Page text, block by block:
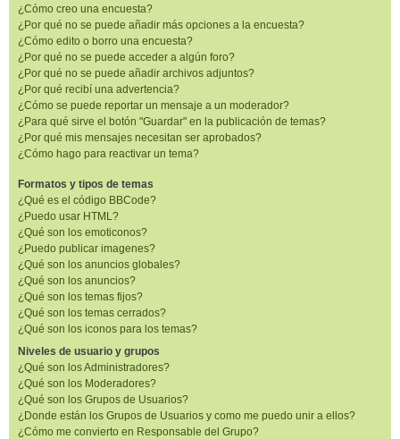
¿Cómo creo una encuesta?
¿Por qué no se puede añadir más opciones a la encuesta?
¿Cómo edito o borro una encuesta?
¿Por qué no se puede acceder a algún foro?
¿Por qué no se puede añadir archivos adjuntos?
¿Por qué recibí una advertencia?
¿Cómo se puede reportar un mensaje a un moderador?
¿Para qué sirve el botón "Guardar" en la publicación de temas?
¿Por qué mis mensajes necesitan ser aprobados?
¿Cómo hago para reactivar un tema?
Formatos y tipos de temas
¿Qué es el código BBCode?
¿Puedo usar HTML?
¿Qué son los emoticonos?
¿Puedo publicar imagenes?
¿Qué son los anuncios globales?
¿Qué son los anuncios?
¿Qué son los temas fijos?
¿Qué son los temas cerrados?
¿Qué son los iconos para los temas?
Niveles de usuario y grupos
¿Qué son los Administradores?
¿Qué son los Moderadores?
¿Qué son los Grupos de Usuarios?
¿Donde están los Grupos de Usuarios y como me puedo unir a ellos?
¿Cómo me convierto en Responsable del Grupo?